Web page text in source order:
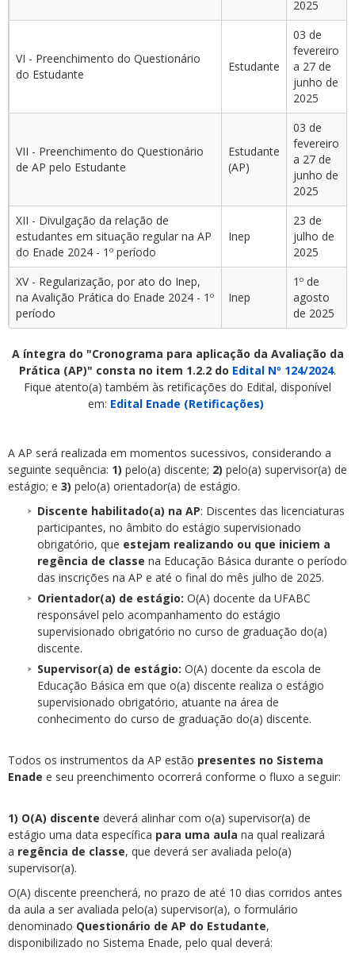
2025
VI - Preenchimento do Questionário
do Estudante
Estudante
03 de
fevereiro
a 27 de
junho de
2025
VII - Preenchimento do Questionário
de AP pelo Estudante
Estudante
(AP)
03 de
fevereiro
a 27 de
junho de
2025
XII - Divulgação da relação de
estudantes em situação regular na AP
do Enade 2024 - 1º período
Inep
23 de
julho de
2025
XV - Regularização, por ato do Inep,
na Avalição Prática do Enade 2024 - 1º
período
Inep
1º de
agosto
de 2025
A íntegra do "Cronograma para aplicação da Avaliação da
Prática (AP)" consta no item 1.2.2 do Edital Nº 124/2024.
Fique atento(a) também às retificações do Edital, disponível
em: Edital Enade (Retificações)
A AP será realizada em momentos sucessivos, considerando a
seguinte sequência: 1) pelo(a) discente; 2) pelo(a) supervisor(a) de
estágio; e 3) pelo(a) orientador(a) de estágio.
Discente habilitado(a) na AP: Discentes das licenciaturas
participantes, no âmbito do estágio supervisionado
obrigatório, que estejam realizando ou que iniciem a
regência de classe na Educação Básica durante o período
das inscrições na AP e até o final do mês julho de 2025.
Orientador(a) de estágio: O(A) docente da UFABC
responsável pelo acompanhamento do estágio
supervisionado obrigatório no curso de graduação do(a)
discente.
Supervisor(a) de estágio: O(A) docente da escola de
Educação Básica em que o(a) discente realiza o estágio
supervisionado obrigatório, atuante na área de
conhecimento do curso de graduação do(a) discente.
Todos os instrumentos da AP estão presentes no Sistema
Enade e seu preenchimento ocorrerá conforme o fluxo a seguir:
1) O(A) discente deverá alinhar com o(a) supervisor(a) de
estágio uma data específica para uma aula na qual realizará
a regência de classe, que deverá ser avaliada pelo(a)
supervisor(a).
O(A) discente preencherá, no prazo de até 10 dias corridos antes
da aula a ser avaliada pelo(a) supervisor(a), o formulário
denominado Questionário de AP do Estudante,
disponibilizado no Sistema Enade, pelo qual deverá: